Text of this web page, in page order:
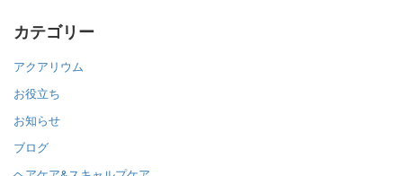
カテゴリー
アクアリウム
お役立ち
お知らせ
ブログ